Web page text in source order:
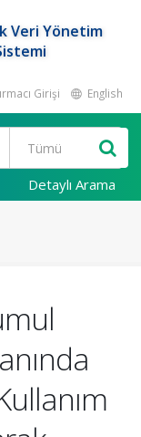
Veri Yönetim
Girişi English
Detaylı Arama